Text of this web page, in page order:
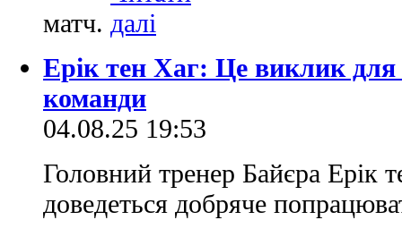
матч.
Ерік тен Хаг: Це виклик для
команди
04.08.25 19:53
Головний тренер Байєра Ерік
доведеться добряче